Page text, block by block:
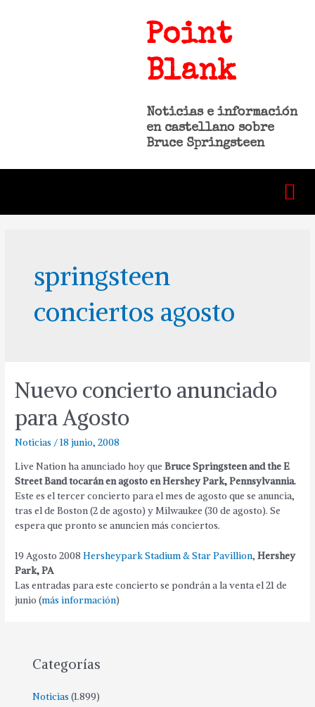
Point
Blank
Noticias e información
en castellano sobre
Bruce Springsteen
springsteen
conciertos agosto
Nuevo concierto anunciado
para Agosto
Noticias /18 junio, 2008
Live Nation ha anunciado hoy queBruce Springsteen and the E
Street Band tocarán en agosto en Hershey Park, Pennsylvannia.
Este es el tercer concierto para el mes de agosto que se anuncia,
tras el de Boston (2 de agosto) y Milwaukee (30 de agosto). Se
espera que pronto se anuncien más conciertos.
19 Agosto 2008Hersheypark Stadium & Star Pavillion,Hershey
Park, PA
Las entradas para este concierto se pondrán a la venta el 21 de
junio (más información)
Categorías
Noticias (1.899)